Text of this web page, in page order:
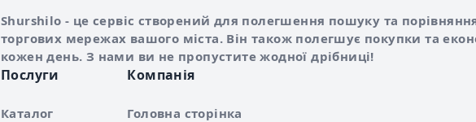
Про сервіс Shurshilo
Shurshilo - це сервіс створений для полегшення пошуку та
торгових мережах вашого міста. Він також полегшує покупки та
кожен день. З нами ви не пропустите жодної дрібниці!
Послуги
Каталог
Компанія
Головна сторінка